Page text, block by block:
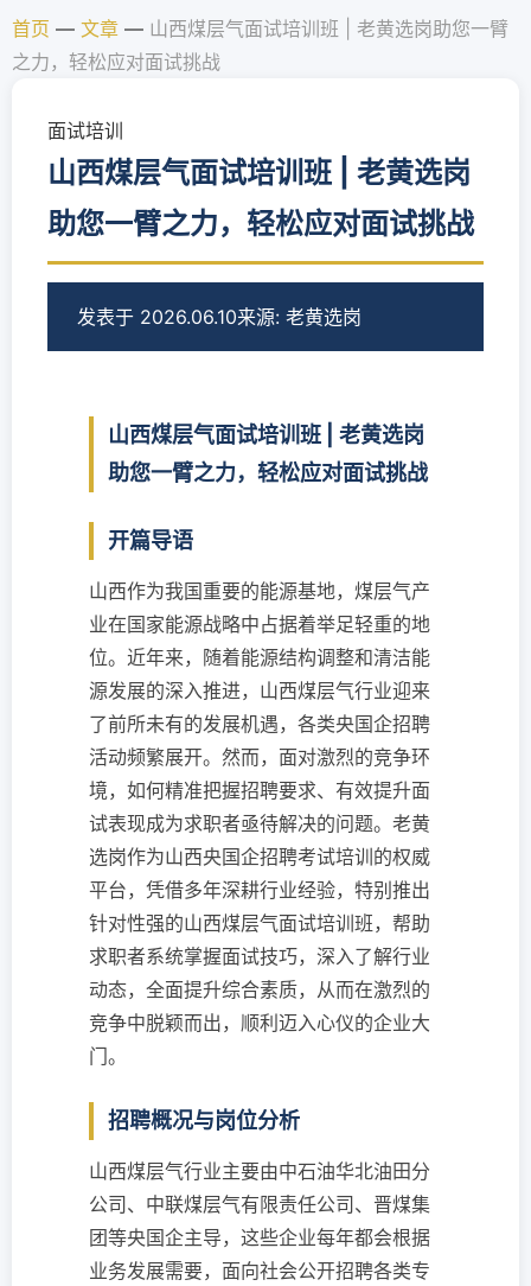
首页 — 文章 — 山西煤层气面试培训班 | 老黄选岗助您一臂
之力，轻松应对面试挑战
面试培训
山西煤层气面试培训班 | 老黄选岗
助您一臂之力，轻松应对面试挑战
发表于 2026.06.10来源: 老黄选岗
山西煤层气面试培训班 | 老黄选岗
助您一臂之力，轻松应对面试挑战
开篇导语
山西作为我国重要的能源基地，煤层气产
业在国家能源战略中占据着举足轻重的地
位。近年来，随着能源结构调整和清洁能
源发展的深入推进，山西煤层气行业迎来
了前所未有的发展机遇，各类央国企招聘
活动频繁展开。然而，面对激烈的竞争环
境，如何精准把握招聘要求、有效提升面
试表现成为求职者亟待解决的问题。老黄
选岗作为山西央国企招聘考试培训的权威
平台，凭借多年深耕行业经验，特别推出
针对性强的山西煤层气面试培训班，帮助
求职者系统掌握面试技巧，深入了解行业
动态，全面提升综合素质，从而在激烈的
竞争中脱颖而出，顺利迈入心仪的企业大
门。
招聘概况与岗位分析
山西煤层气行业主要由中石油华北油田分
公司、中联煤层气有限责任公司、晋煤集
团等央国企主导，这些企业每年都会根据
业务发展需要，面向社会公开招聘各类专